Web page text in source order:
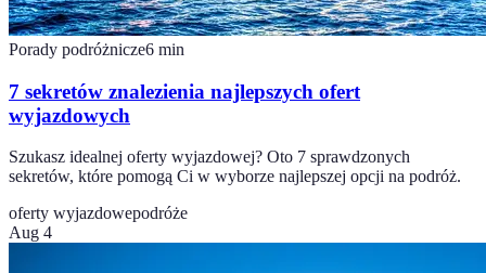
Porady podróżnicze6 min
7 sekretów znalezienia najlepszych ofert
wyjazdowych
Szukasz idealnej oferty wyjazdowej? Oto 7 sprawdzonych
sekretów, które pomogą Ci w wyborze najlepszej opcji na podróż.
oferty wyjazdowepodróże
Aug 4